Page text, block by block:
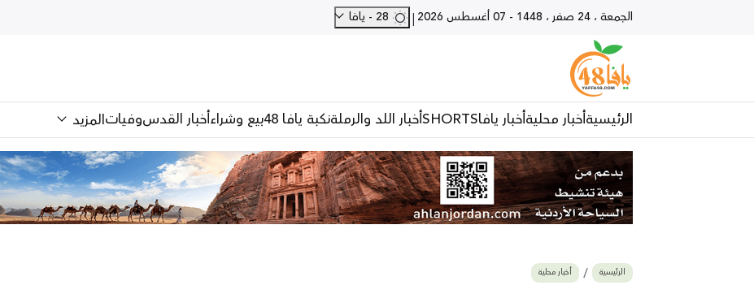
الجمعة ، 24 صفر ، 1448 - 07 أغسطس 2026 |
الرئيسيةأخبار محليةأخبار يافاSHORTSأخبار اللد والرملةنكبة يافا 48 بيع وشراءأخبار القدسوفياتالمزيد
الرئيسية أخبار محلية